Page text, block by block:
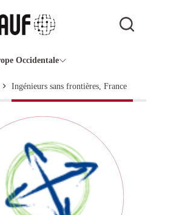
Occidentale
Ingénieurs sans frontières, France